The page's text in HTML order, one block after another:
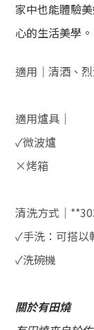
家中也能體驗
心的生活美學。
適用｜ 清酒、
適用爐具｜
✓微波爐
×烤箱
清洗方式｜
✓手洗：可搭以
✓洗碗機
關於有田燒